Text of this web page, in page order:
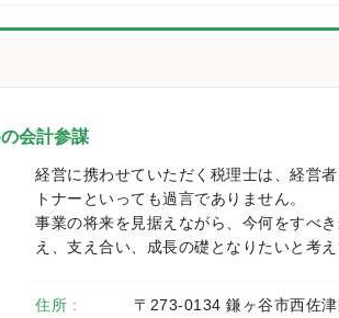
会計参謀
経営に携わせていただく税理士は、経営
トナーといっても過言でありません。
事業の将来を見据えながら、今何をすべ
え、支え合い、成長の礎となりたいと考え
住所 :
〒273-0134 鎌ヶ谷市西佐